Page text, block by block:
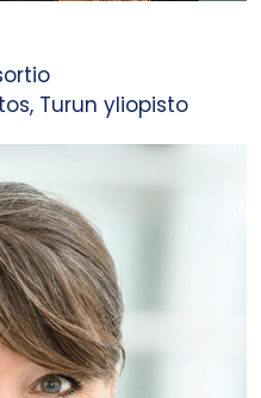
Turun yliopisto